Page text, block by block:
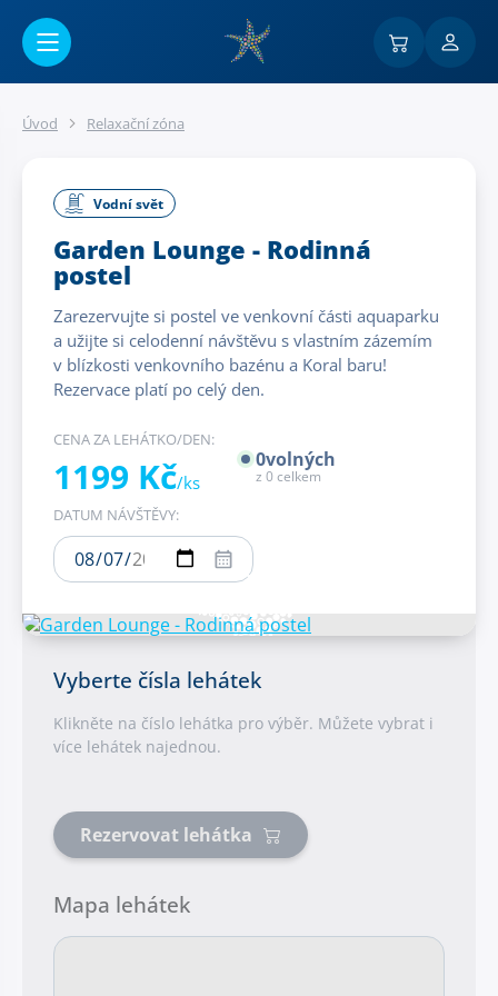
Úvod Relaxační zóna
Vodní svět
Garden Lounge - Rodinná
postel
Zarezervujte si postel ve venkovní části aquaparku
a užijte si celodenní návštěvu s vlastním zázemím
v blízkosti venkovního bazénu a Koral baru!
Rezervace platí po celý den.
CENA ZA LEHÁTKO/DEN:
1199 Kč/ks
0volných
z 0 celkem
DATUM NÁVŠTĚVY:
Vyberte čísla lehátek
Klikněte na číslo lehátka pro výběr. Můžete vybrat i
více lehátek najednou.
Rezervovat lehátka
Mapa lehátek